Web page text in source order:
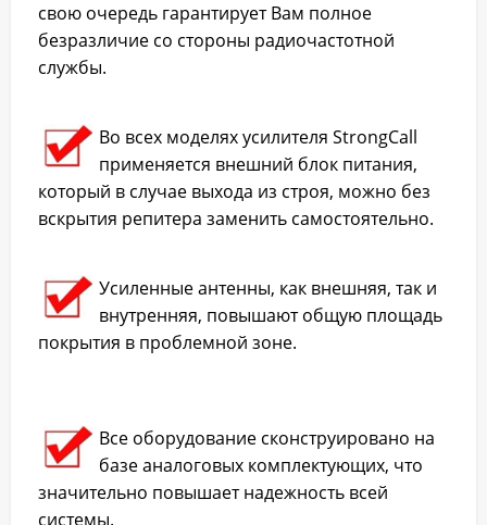
свою очередь гарантирует Вам полное
безразличие со стороны радиочастотной
службы.
Во всех моделях усилителя StrongCall
применяется внешний блок питания,
который в случае выхода из строя, можно без
вскрытия репитера заменить самостоятельно.
Усиленные антенны, как внешняя, так и
внутренняя, повышают общую площадь
покрытия в проблемной зоне.
Все оборудование сконструировано на
базе аналоговых комплектующих, что
значительно повышает надежность всей
системы.